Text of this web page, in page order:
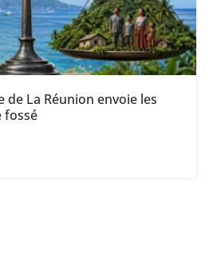
La Réunion envoie les
fossé